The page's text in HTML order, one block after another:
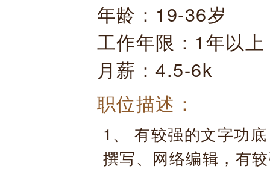
年龄：19-36岁
工作年限：1年以上
月薪：4.5-6k
职位描述：
1、 有较强的文字功
撰写、网络编辑，有